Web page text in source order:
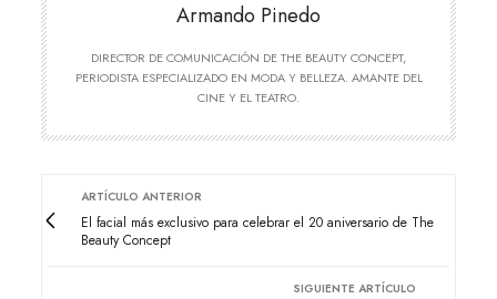
Armando Pinedo
DIRECTOR DE COMUNICACIÓN DE THE BEAUTY CONCEPT,
PERIODISTA ESPECIALIZADO EN MODA Y BELLEZA. AMANTE DEL
CINE Y EL TEATRO.
ARTÍCULO ANTERIOR
El facial más exclusivo para celebrar el 20 aniversario de The
Beauty Concept
SIGUIENTE ARTÍCULO